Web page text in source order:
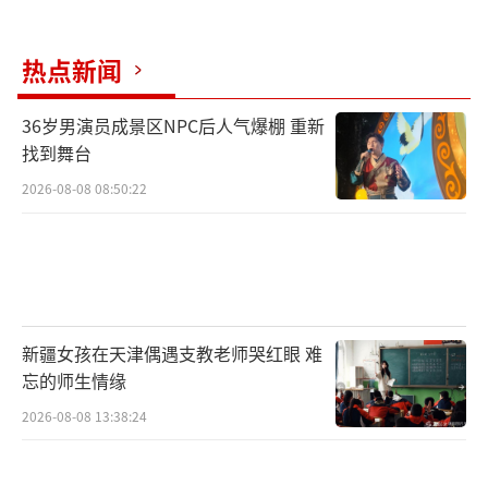
热点新闻
36岁男演员成景区NPC后人气爆棚 重新
找到舞台
2026-08-08 08:50:22
新疆女孩在天津偶遇支教老师哭红眼 难
忘的师生情缘
2026-08-08 13:38:24